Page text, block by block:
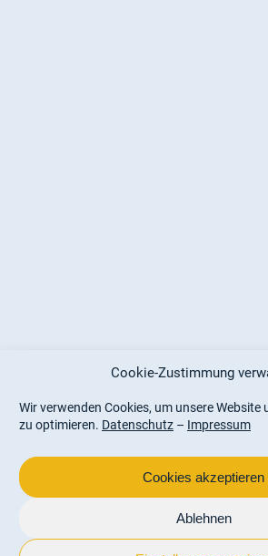
Cookie-Zustimmung
Wir verwenden Cookies, um unsere Website
zu optimieren. Datenschutz – Impressum
Cookies akzeptieren
Ablehnen